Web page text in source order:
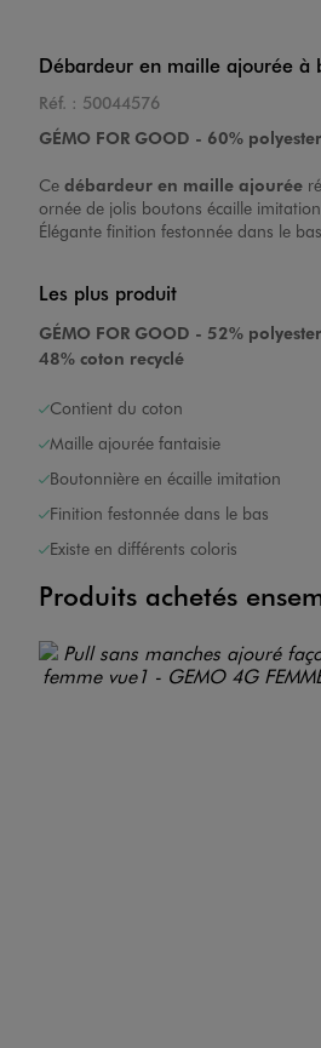
Débardeur en maille ajourée à
Réf. : 50044576
GÉMO FOR GOOD - 60%
Ce débardeur en maille ajourée
ornée de jolis boutons écaille
Élégante finition festonnée dans le
Les plus produit
GÉMO FOR GOOD - 52%
48% coton recyclé
Contient du coton
Maille ajourée fantaisie
Boutonnière en écaille imitation
Finition festonnée dans le bas
Existe en différents coloris
Produits achetés